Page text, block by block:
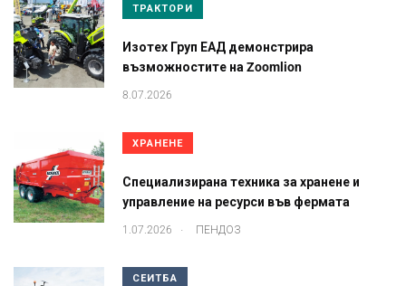
ТРАКТОРИ
Изотех Груп ЕАД демонстрира
възможностите на Zoomlion
8.07.2026
ХРАНЕНЕ
Специализирана техника за хранене и
управление на ресурси във фермата
1.07.2026 . ПЕНДОЗ
СЕИТБА